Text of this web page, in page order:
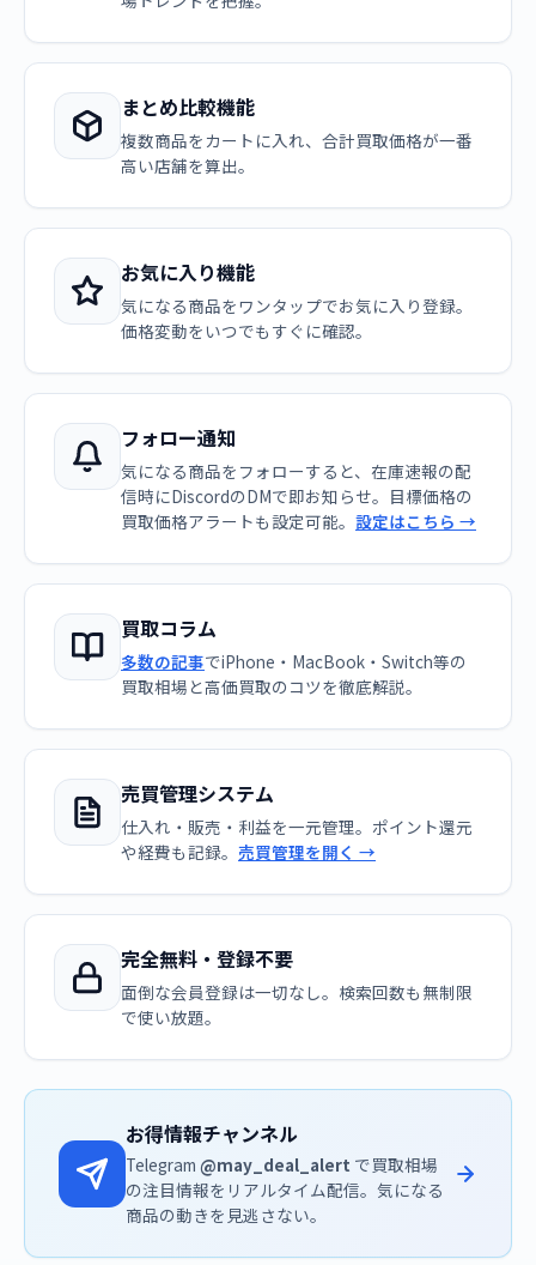
まとめ比較機能
複数商品をカートに入れ、合計買取価格が一番
高い店舗を算出。
お気に入り機能
気になる商品をワンタップでお気に入り登録。
価格変動をいつでもすぐに確認。
フォロー通知
気になる商品をフォローすると、在庫速報の配
信時にDiscordのDMで即お知らせ。目標価格の
買取価格アラートも設定可能。 設定はこちら →
買取コラム
多数の記事でiPhone・MacBook・Switch等の
買取相場と高価買取のコツを徹底解説。
売買管理システム
仕入れ・販売・利益を一元管理。ポイント還元
や経費も記録。 売買管理を開く →
完全無料・登録不要
面倒な会員登録は一切なし。検索回数も無制限
で使い放題。
お得情報チャンネル
Telegram @may_deal_alert で買取相場
の注目情報をリアルタイム配信。気になる
商品の動きを見逃さない。